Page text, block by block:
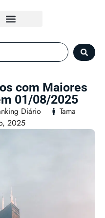
com Maiores
01/08/2025
Diário
Tama
2025